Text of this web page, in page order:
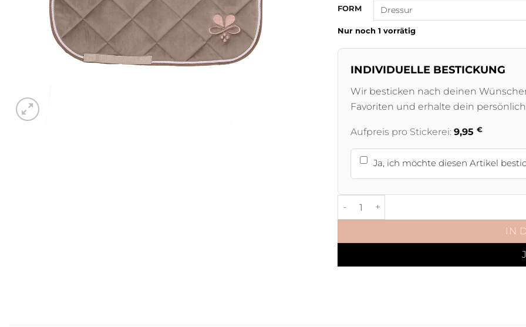
FORM
Nur noch 1 vorrätig
INDIVIDUELLE BESTICKUNG
Wir besticken nach deinen
Favoriten und erhalte dein
Aufpreis pro Stickerei: 9,95 €
Ja, ich möchte diesen Artikel
IN